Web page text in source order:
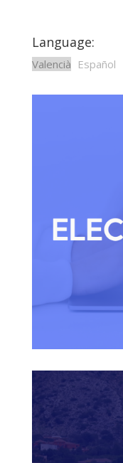
Language:
Valencià Español